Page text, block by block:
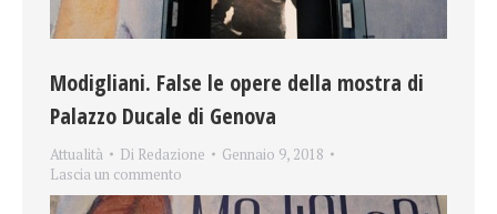
Modigliani. False le opere della mostra di
Palazzo Ducale di Genova
Attualità Di Redazione
Gennaio 9, 2018
Lascia un commento